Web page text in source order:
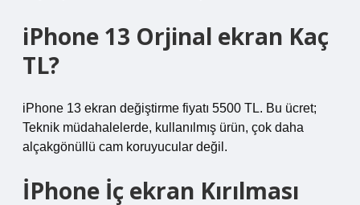
iPhone 13 Orjinal ekran Kaç
TL?
iPhone 13 ekran değiştirme fiyatı 5500 TL. Bu ücret;
Teknik müdahalelerde, kullanılmış ürün, çok daha
alçakgönüllü cam koruyucular değil.
İPhone İç ekran Kırılması